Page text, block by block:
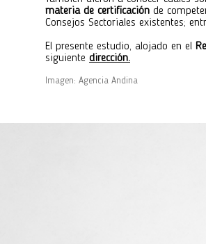
materia de certificación de
Consejos Sectoriales existentes;
El presente estudio, alojado en el
siguiente dirección.
Imagen: Agencia Andina